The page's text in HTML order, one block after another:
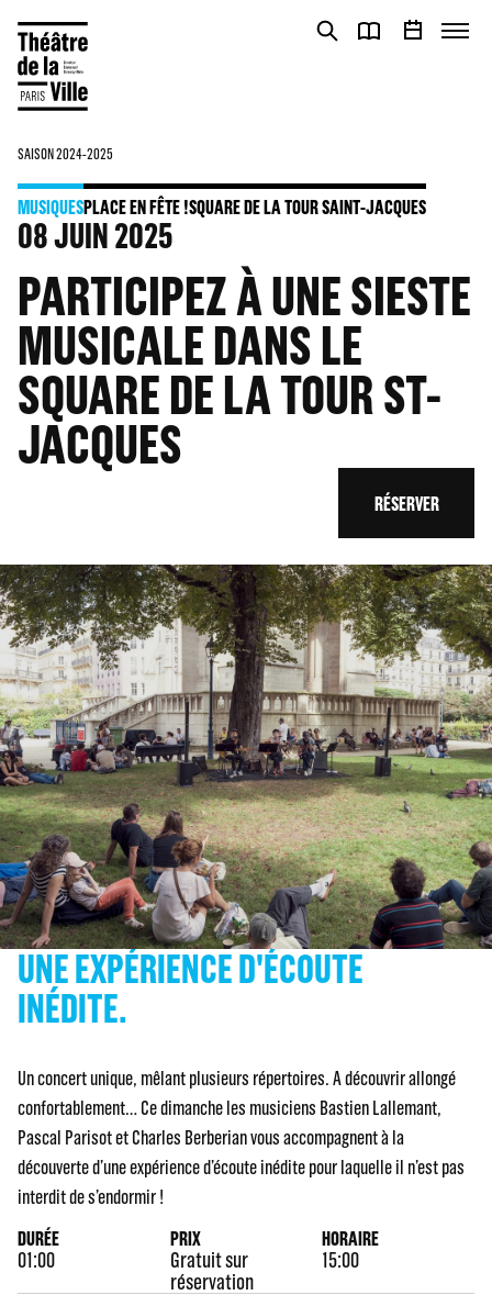
SAISON 2024-2025
MUSIQUESPLACE EN FÊTE !SQUARE DE LA TOUR SAINT-JACQUES
08JUIN 2025
PARTICIPEZ À UNE SIESTE
MUSICALE DANS LE
SQUARE DE LA TOUR ST-
JACQUES
RÉSERVER
UNE EXPÉRIENCE D'ÉCOUTE
INÉDITE.
Un concert unique, mêlant plusieurs répertoires. A découvrir allongé
confortablement… Ce dimanche les musiciens Bastien Lallemant,
Pascal Parisot et Charles Berberian vous accompagnent à la
découverte d’une expérience d’écoute inédite pour laquelle il n’est pas
interdit de s’endormir !
DURÉE
01:00
PRIX
Gratuit sur
réservation
HORAIRE
15:00